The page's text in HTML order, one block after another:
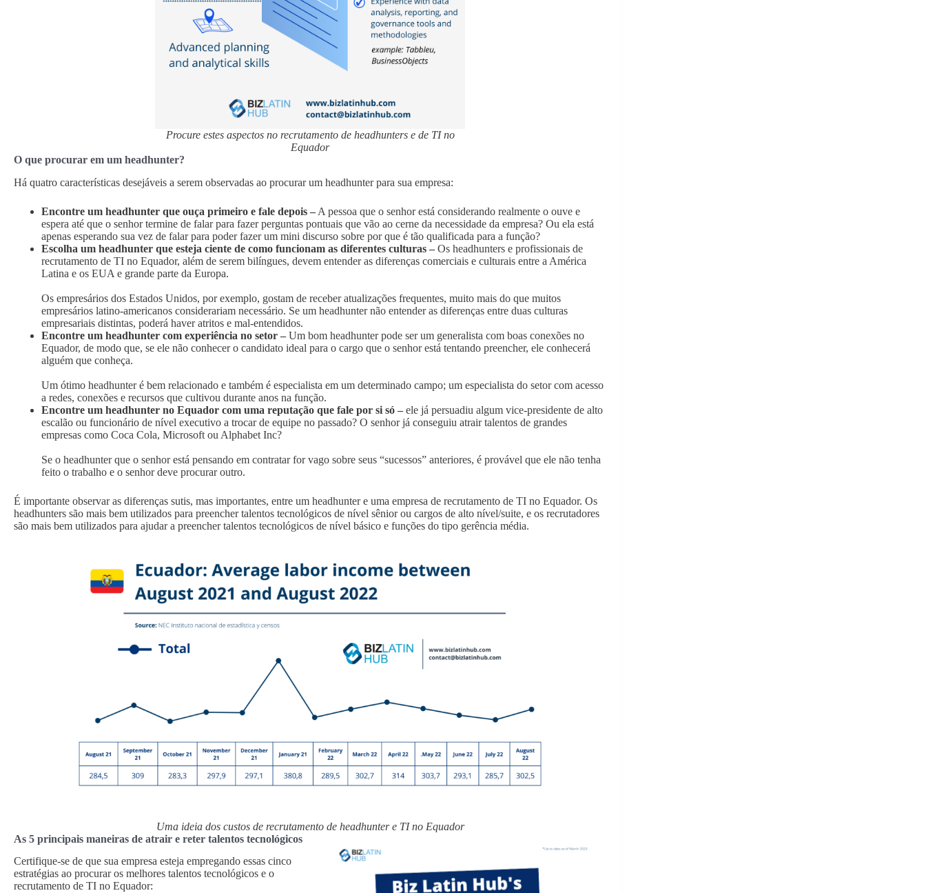
Procure estes aspectos no recrutamento de headhunters e de TI no
Equador
O que procurar em um headhunter?
Há quatro características desejáveis a serem observadas ao procurar um headhunter para sua empresa:
Encontre um headhunter que ouça primeiro e fale depois – A pessoa que o senhor está considerando realmente o ouve e
espera até que o senhor termine de falar para fazer perguntas pontuais que vão ao cerne da necessidade da empresa? Ou ela está
apenas esperando sua vez de falar para poder fazer um mini discurso sobre por que é tão qualificada para a função?
Escolha um headhunter que esteja ciente de como funcionam as diferentes culturas – Os headhunters e profissionais de
recrutamento de TI no Equador, além de serem bilíngues, devem entender as diferenças comerciais e culturais entre a América
Latina e os EUA e grande parte da Europa.
Os empresários dos Estados Unidos, por exemplo, gostam de receber atualizações frequentes, muito mais do que muitos
empresários latino-americanos considerariam necessário. Se um headhunter não entender as diferenças entre duas culturas
empresariais distintas, poderá haver atritos e mal-entendidos.
Encontre um headhunter com experiência no setor – Um bom headhunter pode ser um generalista com boas conexões no
Equador, de modo que, se ele não conhecer o candidato ideal para o cargo que o senhor está tentando preencher, ele conhecerá
alguém que conheça.
Um ótimo headhunter é bem relacionado e também é especialista em um determinado campo; um especialista do setor com acesso
a redes, conexões e recursos que cultivou durante anos na função.
Encontre um headhunter no Equador com uma reputação que fale por si só – ele já persuadiu algum vice-presidente de alto
escalão ou funcionário de nível executivo a trocar de equipe no passado? O senhor já conseguiu atrair talentos de grandes
empresas como Coca Cola, Microsoft ou Alphabet Inc?
Se o headhunter que o senhor está pensando em contratar for vago sobre seus “sucessos” anteriores, é provável que ele não tenha
feito o trabalho e o senhor deve procurar outro.
É importante observar as diferenças sutis, mas importantes, entre um headhunter e uma empresa de recrutamento de TI no Equador. Os
headhunters são mais bem utilizados para preencher talentos tecnológicos de nível sênior ou cargos de alto nível/suite, e os recrutadores
são mais bem utilizados para ajudar a preencher talentos tecnológicos de nível básico e funções do tipo gerência média.
Uma ideia dos custos de recrutamento de headhunter e TI no Equador
As 5 principais maneiras de atrair e reter talentos tecnológicos
Certifique-se de que sua empresa esteja empregando essas cinco
estratégias ao procurar os melhores talentos tecnológicos e o
recrutamento de TI no Equador: